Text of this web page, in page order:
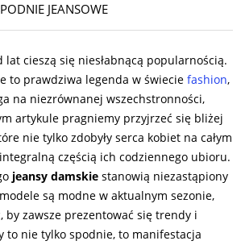
JEANSOWE
cieszą się niesłabnącą popularnością.
to prawdziwa legenda w świecie fashion,
na niezrównanej wszechstronności,
artykule pragniemy przyjrzeć się bliżej
nie tylko zdobyły serca kobiet na całym
częścią ich codziennego ubioru.
jeansy damskie stanowią niezastąpiony
są modne w aktualnym sezonie,
by zawsze prezentować się trendy i
to nie tylko spodnie, to manifestacja